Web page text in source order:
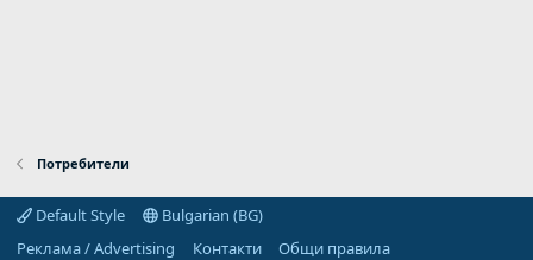
Потребители
Default Style
Bulgarian (BG)
Реклама / Advertising
Контакти
Общи правила